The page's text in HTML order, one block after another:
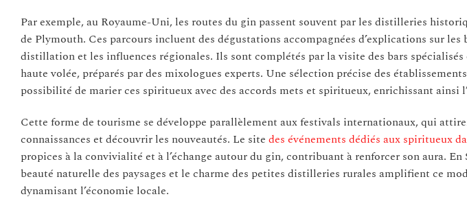
Par exemple, au Royaume-Uni, les routes du gin passent souvent par les distilleries
de Plymouth. Ces parcours incluent des dégustations accompagnées d’explications sur
distillation et les influences régionales. Ils sont complétés par la visite des bars spécialisés
haute volée, préparés par des mixologues experts. Une sélection précise des
possibilité de marier ces spiritueux avec des accords mets et spiritueux, enrichissant ainsi
Cette forme de tourisme se développe parallèlement aux festivals internationaux, qui
connaissances et découvrir les nouveautés. Le site des événements dédiés aux spiritueux
propices à la convivialité et à l’échange autour du gin, contribuant à renforcer son aura.
beauté naturelle des paysages et le charme des petites distilleries rurales amplifient ce
dynamisant l’économie locale.